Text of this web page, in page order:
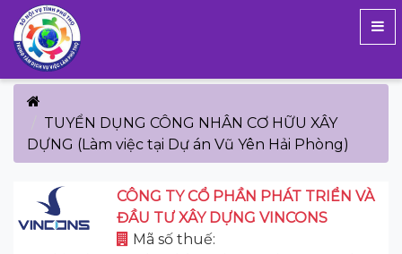
TUYỂN DỤNG CÔNG NHÂN CƠ HỮU XÂY
DỰNG (Làm việc tại Dự án Vũ Yên Hải Phòng)
CÔNG TY CỔ PHẦN PHÁT TRIỂN VÀ
ĐẦU TƯ XÂY DỰNG VINCONS
Mã số thuế: